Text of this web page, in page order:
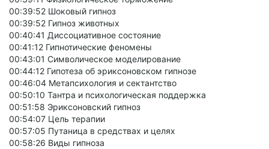
00:39:52 Шоковый гипноз
00:39:52 Гипноз животных
00:40:41 Диссоциативное состояние
00:41:12 Гипнотические феномены
00:43:01 Символическое моделирование
00:44:12 Гипотеза об эриксоновском гипнозе
00:46:04 Метапсихология и сектантство
00:50:10 Тантра и психологическая поддержка
00:51:58 Эриксоновский гипноз
00:54:07 Цель терапии
00:57:05 Путаница в средствах и целях
00:58:26 Виды гипноза